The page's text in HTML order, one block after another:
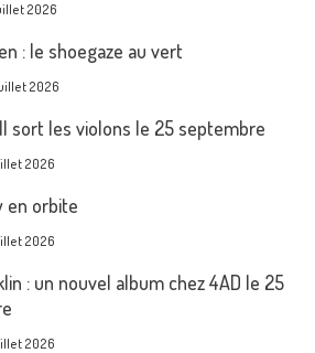
2026
: le shoegaze au vert
2026
sort les violons le 25 septembre
2026
en orbite
2026
: un nouvel album chez 4AD le 25
2026